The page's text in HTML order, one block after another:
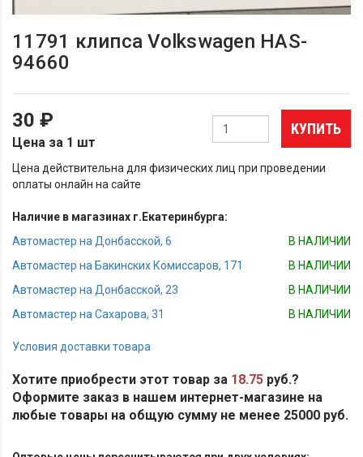
11791 клипса Volkswagen HAS-
94660
30 ₽
Цена за 1 шт
КУПИТЬ
Цена действительна для физических лиц при проведении
оплаты онлайн на сайте
Наличие в магазинах г.Екатеринбурга:
Автомастер на Донбасской, 6
В НАЛИЧИИ
Автомастер на Бакинских Комиссаров, 171
В НАЛИЧИИ
Автомастер на Донбасской, 23
В НАЛИЧИИ
Автомастер на Сахарова, 31
В НАЛИЧИИ
Условия доставки товара
Хотите приобрести этот товар за 18.75 руб.?
Оформите заказ в нашем интернет-магазине на
любые товары на общую сумму не менее 25000 руб.